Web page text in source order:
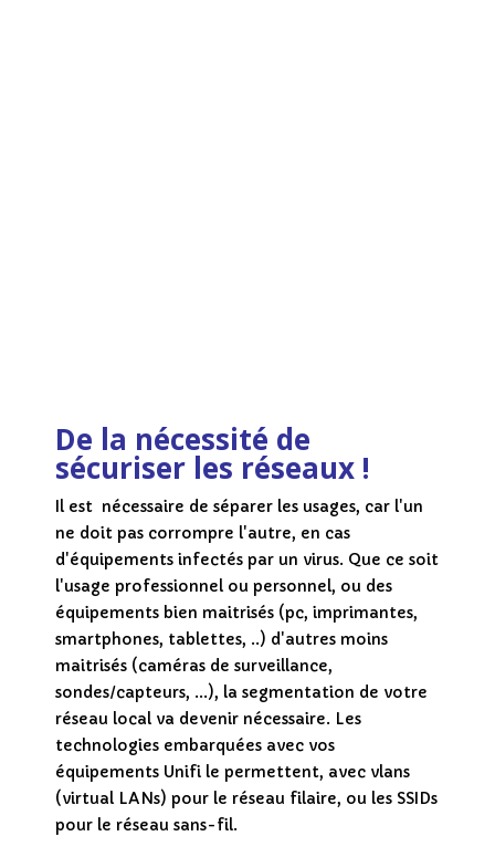
De la nécessité de
sécuriser les réseaux !
Il est nécessaire de séparer les usages, car l'un
ne doit pas corrompre l'autre, en cas
d'équipements infectés par un virus. Que ce soit
l'usage professionnel ou personnel, ou des
équipements bien maitrisés (pc, imprimantes,
smartphones, tablettes, ..) d'autres moins
maitrisés (caméras de surveillance,
sondes/capteurs, ...), la segmentation de votre
réseau local va devenir nécessaire. Les
technologies embarquées avec vos
équipements Unifi le permettent, avec vlans
(virtual LANs) pour le réseau filaire, ou les SSIDs
pour le réseau sans-fil.